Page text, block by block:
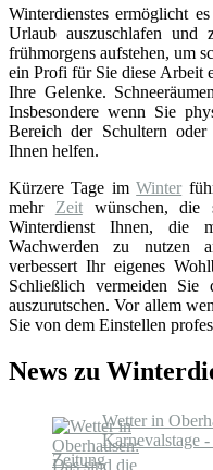
Winterdienstes ermöglicht
Urlaub auszuschlafen und
frühmorgens aufstehen, um
ein Profi für Sie diese Arbeit
Ihre Gelenke.
Insbesondere wenn Sie
Bereich der Schultern
Ihnen helfen.
Kürzere Tage imWinter
mehr Zeitwünschen, die
Winterdienst Ihnen, die
Wachwerden zu nutzen
verbessert Ihr eigenes
Schließlich vermeiden Sie
auszurutschen. Vor allem
Sie von dem Einstellen
News zu
Wetter in
Karnevalstage
Zeitung